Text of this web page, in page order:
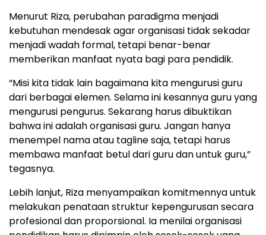
Menurut Riza, perubahan paradigma menjadi
kebutuhan mendesak agar organisasi tidak sekadar
menjadi wadah formal, tetapi benar-benar
memberikan manfaat nyata bagi para pendidik.
“Misi kita tidak lain bagaimana kita mengurusi guru
dari berbagai elemen. Selama ini kesannya guru yang
mengurusi pengurus. Sekarang harus dibuktikan
bahwa ini adalah organisasi guru. Jangan hanya
menempel nama atau tagline saja, tetapi harus
membawa manfaat betul dari guru dan untuk guru,”
tegasnya.
Lebih lanjut, Riza menyampaikan komitmennya untuk
melakukan penataan struktur kepengurusan secara
profesional dan proporsional. Ia menilai organisasi